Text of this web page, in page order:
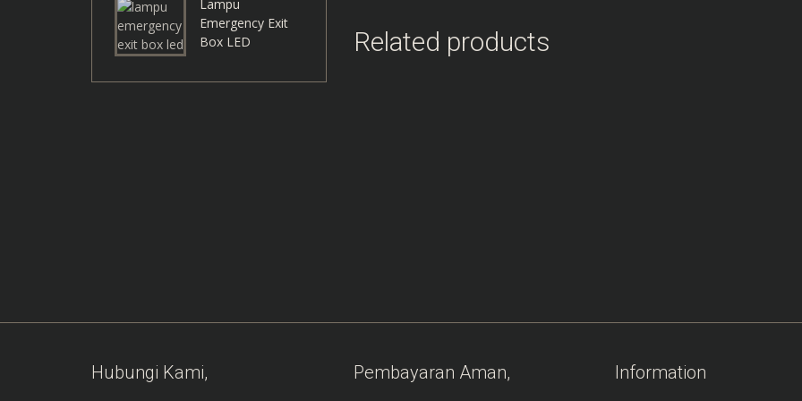
Related products
Lampu
Emergency Exit
Box LED
Hubungi Kami, Pembayaran Aman, Information